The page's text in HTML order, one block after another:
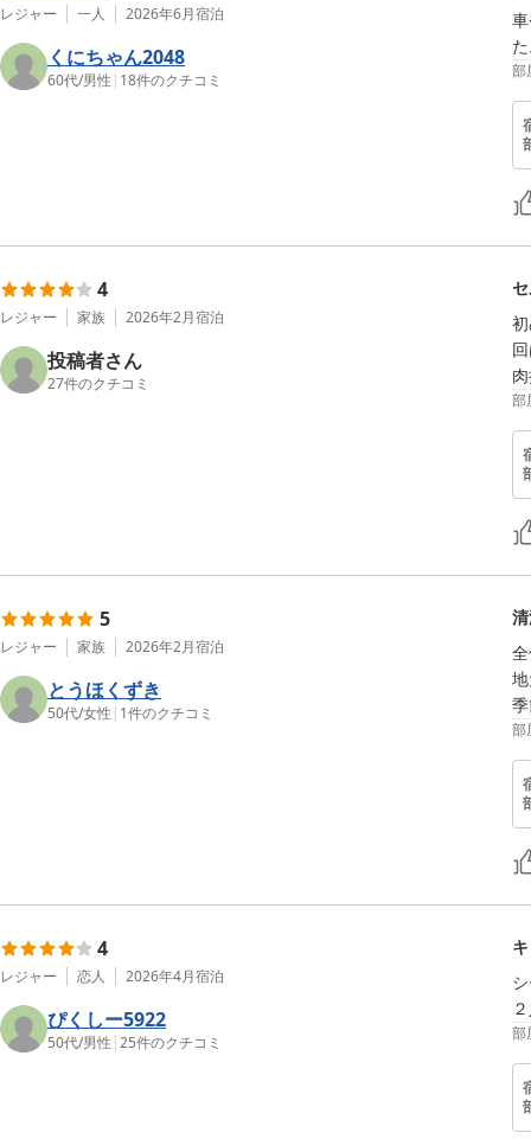
レジャー 一人 2026年6月宿泊
くにちゃん2048
60代/男性 | 18件のクチコミ 部
4
レジャー 家族 2026年2月宿泊
投稿者さん
27件のクチコミ
部
5
レジャー 家族 2026年2月宿泊
とうほくずき
50代/女性 | 1件のクチコミ
部
4
レジャー 恋人 2026年4月宿泊
ぴくしー5922
50代/男性 |25件のクチコミ 部